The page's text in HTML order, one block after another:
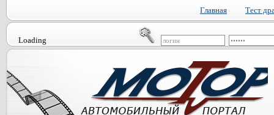
Главная Тест
Loading